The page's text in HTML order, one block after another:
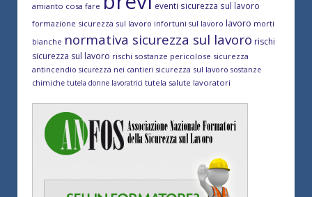
amianto cosa fare eventi sicurezza sul lavoro
formazione sicurezza sul lavoro infortuni sul lavoro lavoro morti
bianche normativa sicurezza sul lavoro rischi
sicurezza sul lavoro rischi sostanze pericolose sicurezza
antincendio sicurezza nei cantieri sicurezza sul lavoro sostanze
chimiche tutela donne lavoratrici tutela salute lavoratori